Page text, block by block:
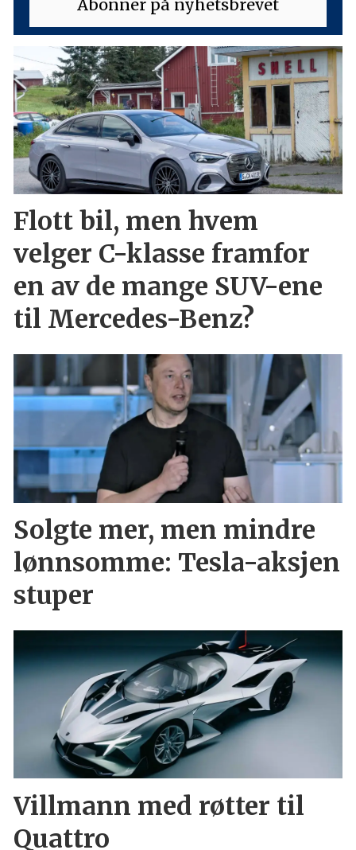
Flott bil, men hvem
velger C-klasse framfor
en av de mange SUV-ene
til Mercedes-Benz?
Solgte mer, men mindre
lønnsomme: Tesla-aksjen
stuper
Villmann med røtter til
Quattro